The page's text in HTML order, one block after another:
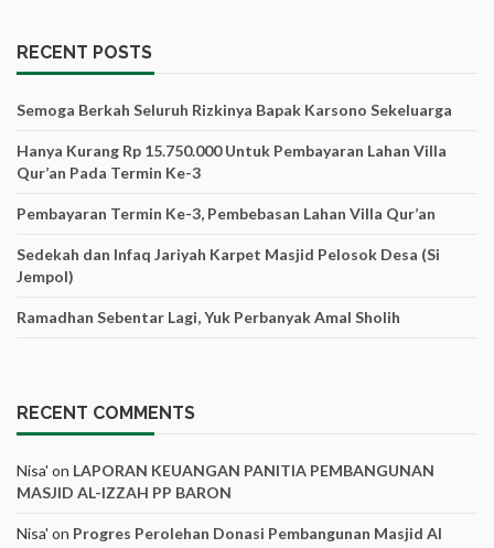
RECENT POSTS
Semoga Berkah Seluruh Rizkinya Bapak Karsono Sekeluarga
Hanya Kurang Rp 15.750.000 Untuk Pembayaran Lahan Villa
Qur’an Pada Termin Ke-3
Pembayaran Termin Ke-3, Pembebasan Lahan Villa Qur’an
Sedekah dan Infaq Jariyah Karpet Masjid Pelosok Desa (Si
Jempol)
Ramadhan Sebentar Lagi, Yuk Perbanyak Amal Sholih
RECENT COMMENTS
Nisa' on LAPORAN KEUANGAN PANITIA PEMBANGUNAN
MASJID AL-IZZAH PP BARON
Nisa' on Progres Perolehan Donasi Pembangunan Masjid Al